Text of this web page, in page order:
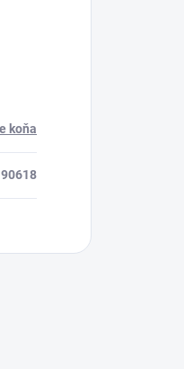
koňa